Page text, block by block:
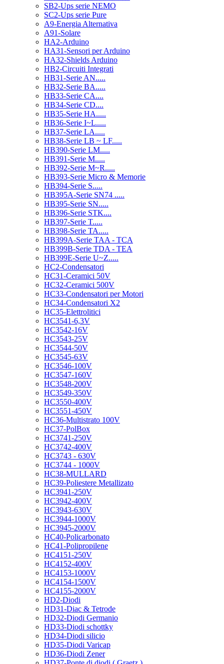
SB2-Ups serie NEMO
SC2-Ups serie Pure
A9-Energia Alternativa
A91-Solare
HA2-Arduino
HA31-Sensori per Arduino
HA32-Shields Arduino
HB2-Circuiti Integrati
HB31-Serie AN.....
HB32-Serie BA.....
HB33-Serie CA....
HB34-Serie CD....
HB35-Serie HA.....
HB36-Serie I~L.....
HB37-Serie LA.....
HB38-Serie LB ~ LF.....
HB390-Serie LM.....
HB391-Serie M.....
HB392-Serie M~R.....
HB393-Serie Micro & Memorie
HB394-Serie S.....
HB395A-Serie SN74 .....
HB395-Serie SN.....
HB396-Serie STK....
HB397-Serie T.....
HB398-Serie TA.....
HB399A-Serie TAA - TCA
HB399B-Serie TDA - TEA
HB399E-Serie U~Z.....
HC2-Condensatori
HC31-Ceramici 50V
HC32-Ceramici 500V
HC33-Condensatori per Motori
HC34-Condensatori X2
HC35-Elettrolitici
HC3541-6,3V
HC3542-16V
HC3543-25V
HC3544-50V
HC3545-63V
HC3546-100V
HC3547-160V
HC3548-200V
HC3549-350V
HC3550-400V
HC3551-450V
HC36-Multistrato 100V
HC37-PolBox
HC3741-250V
HC3742-400V
HC3743 - 630V
HC3744 - 1000V
HC38-MULLARD
HC39-Poliestere Metallizato
HC3941-250V
HC3942-400V
HC3943-630V
HC3944-1000V
HC3945-2000V
HC40-Policarbonato
HC41-Polipropilene
HC4151-250V
HC4152-400V
HC4153-1000V
HC4154-1500V
HC4155-2000V
HD2-Diodi
HD31-Diac & Tetrode
HD32-Diodi Germanio
HD33-Diodi schottky
HD34-Diodi silicio
HD35-Diodi Varicap
HD36-Diodi Zener